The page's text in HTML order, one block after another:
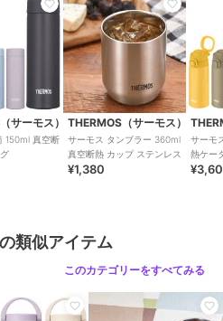
クパープル、スノーホワ
リーブグリーン、アイス
テンレス鋼
ンレス鋼（アクリル樹
体・飲み口：ポリプロ
り扱い方法
タンブラー
サーモス）
150ml 真空断
THERMOS（サーモス）
サーモス タンブラー 360ml
真空断熱 カップ ステンレス
¥1,380
サーモ
熱ケー
類似アイテム
このカテゴリーをすべてみる